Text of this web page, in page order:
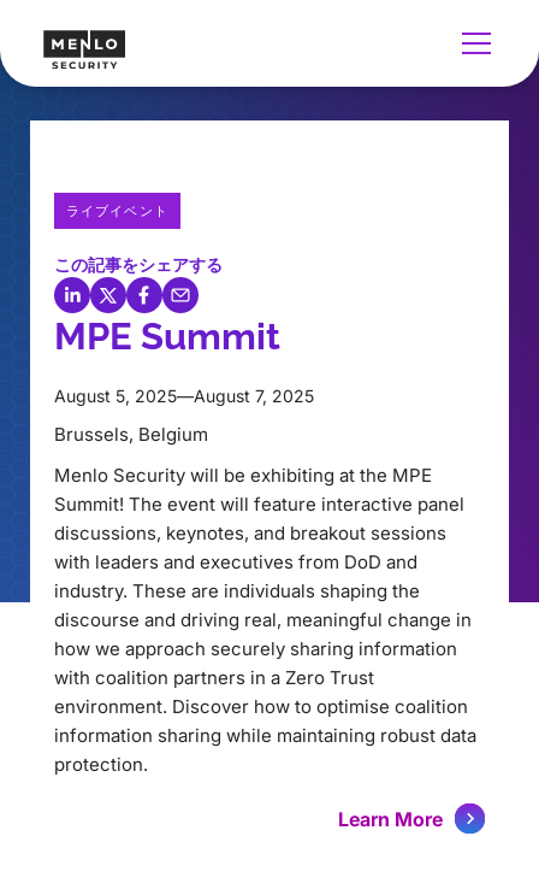
ライブイベント
この記事をシェアする
MPE Summit
August 5, 2025—August 7, 2025
Brussels, Belgium
Menlo Security will be exhibiting at the MPE
Summit! The event will feature interactive panel
discussions, keynotes, and breakout sessions
with leaders and executives from DoD and
industry. These are individuals shaping the
discourse and driving real, meaningful change in
how we approach securely sharing information
with coalition partners in a Zero Trust
environment. Discover how to optimise coalition
information sharing while maintaining robust data
protection.
Learn More